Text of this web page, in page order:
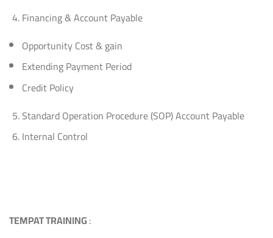
Financing & Account Payable
Opportunity Cost & gain
Extending Payment Period
Credit Policy
Standard Operation Procedure (SOP) Account Payable
Internal Control
TEMPAT TRAINING: